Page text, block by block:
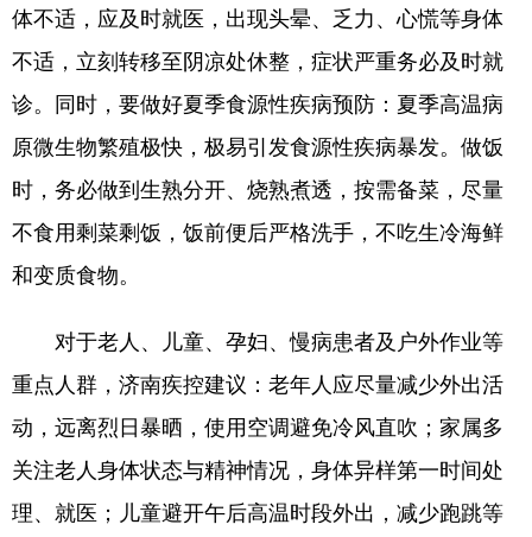
亚太网 上市公司 投教基地
地方频道
首页 山东新闻 图片 专题·访谈
政事 文旅 社会民生 山东产经
文娱
健康 微视齐鲁
多语种频道
English Español Français عربى
体不适，应及时就医，出现头晕、乏力、心慌等身体
不适，立刻转移至阴凉处休整，症状严重务必及时就
诊。同时，要做好夏季食源性疾病预防：夏季高温病
原微生物繁殖极快，极易引发食源性疾病暴发。做饭
时，务必做到生熟分开、烧熟煮透，按需备菜，尽量
不食用剩菜剩饭，饭前便后严格洗手，不吃生冷海鲜
和变质食物。
对于老人、儿童、孕妇、慢病患者及户外作业等
重点人群，济南疾控建议：老年人应尽量减少外出活
动，远离烈日暴晒，使用空调避免冷风直吹；家属多
关注老人身体状态与精神情况，身体异样第一时间处
理、就医；儿童避开午后高温时段外出，减少跑跳等